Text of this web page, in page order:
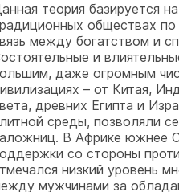
теория базируется
обществах
между богатством и
и
даже огромным
– от Китая,
древних Египта и
среды, позволяли
В Африке южнее
со стороны
низкий уровень
мужчинами за